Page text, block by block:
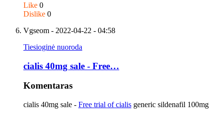
Like 0
Dislike 0
Vgseom - 2022-04-22 - 04:58
Tiesioginė nuoroda
cialis 40mg sale - Free…
Komentaras
cialis 40mg sale - Free trial of cialis generic sildenafil 100mg